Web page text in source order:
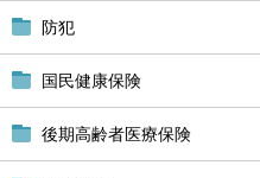
防犯
国民健康保険
後期高齢者医療保険